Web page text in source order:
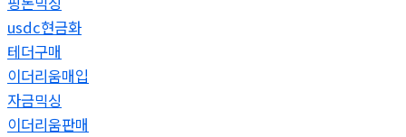
usdc현금화
테더구매
이더리움매입
자금믹싱
이더리움판매